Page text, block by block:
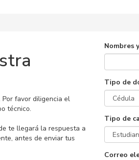
favor diligencia el
técnico.
te llegará la respuesta a
antes de enviar tus
Nombres
Tipo de
Tipo de
Correo